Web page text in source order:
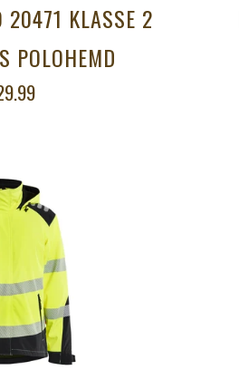
20471 KLASSE 2
POLOHEMD